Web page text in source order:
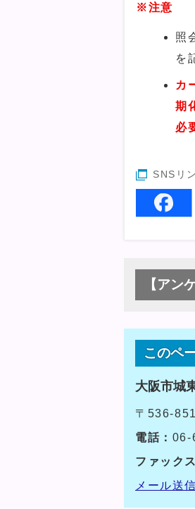
※注意
照
を
カ
期
必
SNSリ
【アン
このペ
大阪市城
〒536-
電話： 06-
ファックス
メール送